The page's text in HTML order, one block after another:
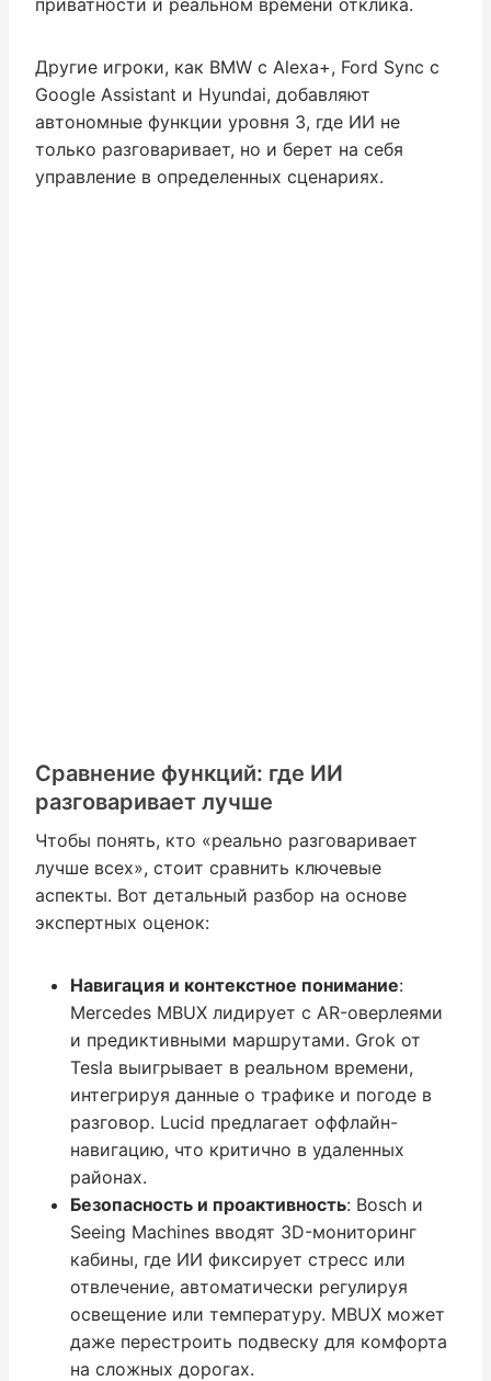
Другие игроки, как BMW с Alexa+, Ford Sync с
Google Assistant и Hyundai, добавляют
автономные функции уровня 3, где ИИ не
только разговаривает, но и берет на себя
управление в определенных сценариях.
Сравнение функций: где ИИ
разговаривает лучше
Чтобы понять, кто «реально разговаривает
лучше всех», стоит сравнить ключевые
аспекты. Вот детальный разбор на основе
экспертных оценок:
Навигация и контекстное понимание:
Mercedes MBUX лидирует с AR-оверлеями
и предиктивными маршрутами. Grok от
Tesla выигрывает в реальном времени,
интегрируя данные о трафике и погоде в
разговор. Lucid предлагает оффлайн-
навигацию, что критично в удаленных
районах.
Безопасность и проактивность: Bosch и
Seeing Machines вводят 3D-мониторинг
кабины, где ИИ фиксирует стресс или
отвлечение, автоматически регулируя
освещение или температуру. MBUX может
даже перестроить подвеску для комфорта
на сложных дорогах.